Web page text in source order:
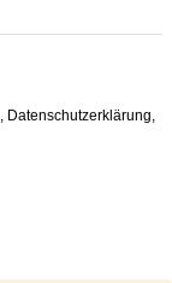
, Datenschutzerklärung,